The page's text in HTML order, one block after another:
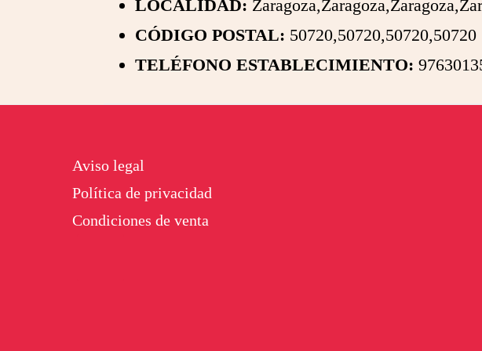
LOCALIDAD:
CÓDIGO POSTAL: 50720,50720,50720,50720
TELÉFONO ESTABLECIMIENTO:
Footer
Aviso legal
Política de privacidad
Condiciones de venta